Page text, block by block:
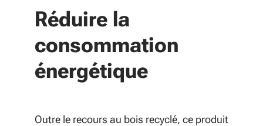
Réduire la
consommation
énergétique
Outre le recours au bois recyclé, ce produit